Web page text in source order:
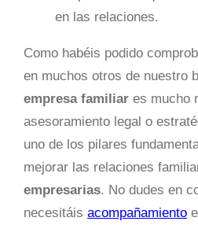
en las relaciones.
Como habéis podido
en muchos otros de nuestro
empresa familiar es mucho
asesoramiento legal o
uno de los pilares
mejorar las relaciones
empresarias. No dudes en
necesitáis acompañamiento